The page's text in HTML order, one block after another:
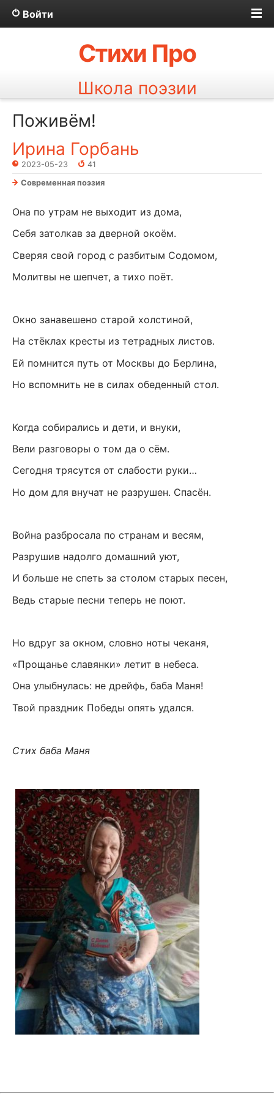
Войти
Стихи Про
Школа поэзии
Поживём!
Ирина Горбань
2023-05-23
41
Современная поэзия
Она по утрам не выходит из дома,
Себя затолкав за дверной окоём.
Сверяя свой город с разбитым Содомом,
Молитвы не шепчет, а тихо поёт.
Окно занавешено старой холстиной,
На стёклах кресты из тетрадных листов.
Ей помнится путь от Москвы до Берлина,
Но вспомнить не в силах обеденный стол.
Когда собирались и дети, и внуки,
Вели разговоры о том да о сём.
Сегодня трясутся от слабости руки…
Но дом для внучат не разрушен. Спасён.
Война разбросала по странам и весям,
Разрушив надолго домашний уют,
И больше не спеть за столом старых песен,
Ведь старые песни теперь не поют.
Но вдруг за окном, словно ноты чеканя,
«Прощанье славянки» летит в небеса.
Она улыбнулась: не дрейфь, баба Маня!
Твой праздник Победы опять удался.
Стих баба Маня